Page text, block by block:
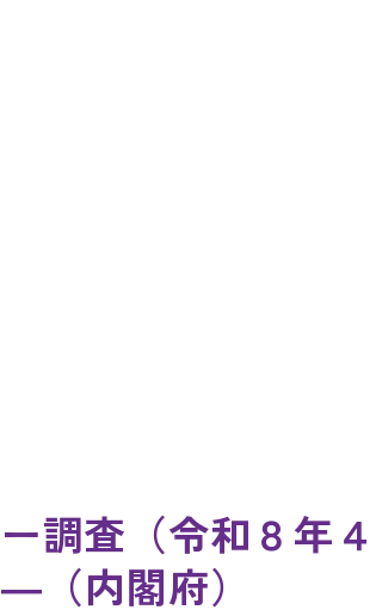
調査（令和８年
（内閣府）